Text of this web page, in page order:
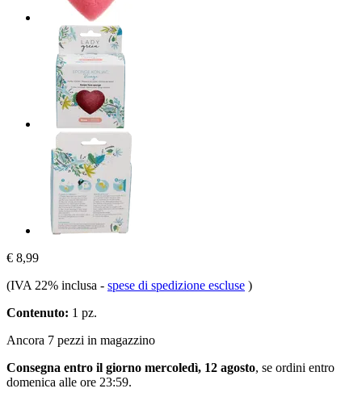
€ 8,99
(IVA 22% inclusa - spese di spedizione escluse )
Contenuto: 1 pz.
Ancora 7 pezzi in magazzino
Consegna entro il giorno mercoledì, 12 agosto, se ordini entro
domenica alle ore 23:59.